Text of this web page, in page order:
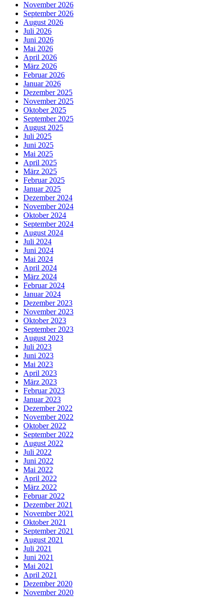
November 2026
September 2026
August 2026
Juli 2026
Juni 2026
Mai 2026
April 2026
März 2026
Februar 2026
Januar 2026
Dezember 2025
November 2025
Oktober 2025
September 2025
August 2025
Juli 2025
Juni 2025
Mai 2025
April 2025
März 2025
Februar 2025
Januar 2025
Dezember 2024
November 2024
Oktober 2024
September 2024
August 2024
Juli 2024
Juni 2024
Mai 2024
April 2024
März 2024
Februar 2024
Januar 2024
Dezember 2023
November 2023
Oktober 2023
September 2023
August 2023
Juli 2023
Juni 2023
Mai 2023
April 2023
März 2023
Februar 2023
Januar 2023
Dezember 2022
November 2022
Oktober 2022
September 2022
August 2022
Juli 2022
Juni 2022
Mai 2022
April 2022
März 2022
Februar 2022
Dezember 2021
November 2021
Oktober 2021
September 2021
August 2021
Juli 2021
Juni 2021
Mai 2021
April 2021
Dezember 2020
November 2020